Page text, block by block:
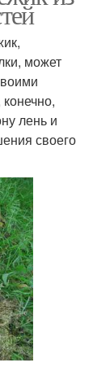
может
лень и
своего